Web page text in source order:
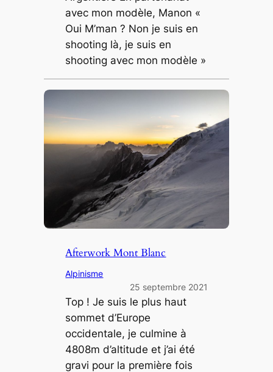
avec mon modèle, Manon «
Oui M’man ? Non je suis en
shooting là, je suis en
shooting avec mon modèle »
Afterwork Mont Blanc
Alpinisme
25 septembre 2021
Top ! Je suis le plus haut
sommet d’Europe
occidentale, je culmine à
4808m d’altitude et j’ai été
gravi pour la première fois